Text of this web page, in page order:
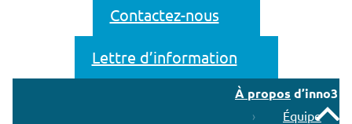
Contactez-nous
Lettre d’information
À propos d’inno3
ÉquipeRemonter